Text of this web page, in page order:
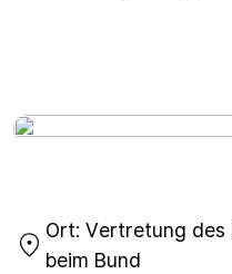
09
Mär 2016
Ort: Vertretung des
beim Bund